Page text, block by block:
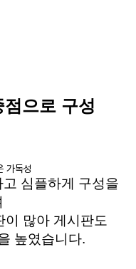
으로 구성
가독성
심플하게 구성을
많아 게시판도
높였습니다.